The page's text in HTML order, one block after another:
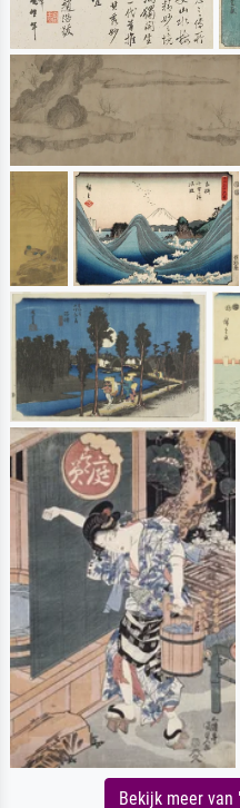
Bekijk meer van